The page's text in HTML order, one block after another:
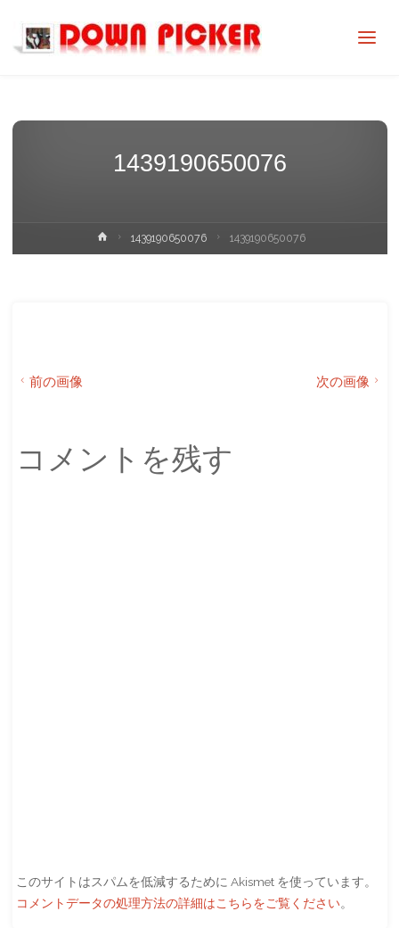
1439190650076
ホ
ー
1439190650076 1439190650076
前の画像 次の画像
コメントを残す
このサイトはスパムを低減するために Akismet を使っています。
コメントデータの処理方法の詳細はこちらをご覧ください。